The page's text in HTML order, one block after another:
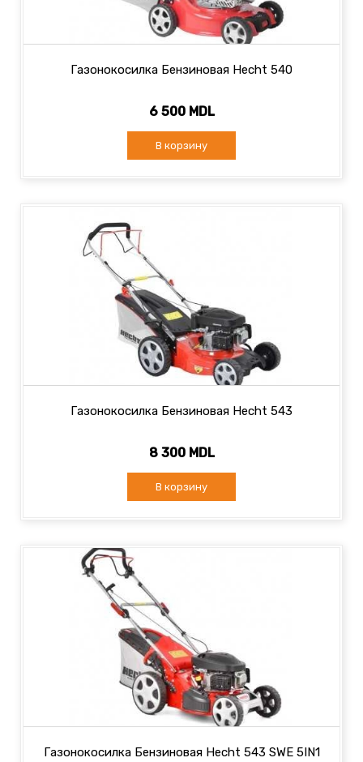
Газонокосилка Бензиновая Hecht 540
6 500 MDL
В корзину
Газонокосилка Бензиновая Hecht 543
8 300 MDL
В корзину
Газонокосилка Бензиновая Hecht 543 SWE 5IN1